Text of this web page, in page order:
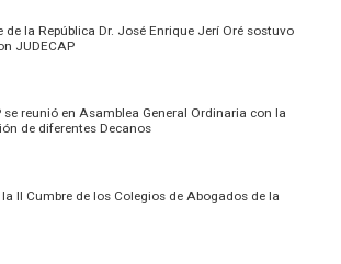
de la República Dr. José Enrique Jerí Oré sostuvo
JUDECAP
se reunió en Asamblea General Ordinaria con la
de diferentes Decanos
la II Cumbre de los Colegios de Abogados de la